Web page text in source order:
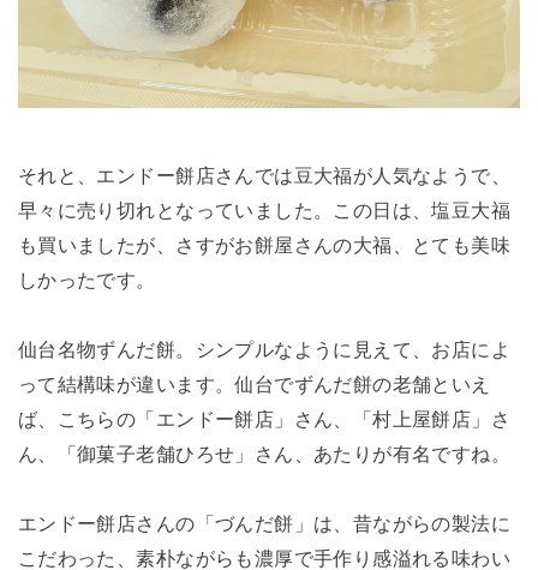
それと、エンドー餅店さんでは豆大福が人気なようで、
早々に売り切れとなっていました。この日は、塩豆大福
も買いましたが、さすがお餅屋さんの大福、とても美味
しかったです。
仙台名物ずんだ餅。シンプルなように見えて、お店によ
って結構味が違います。仙台でずんだ餅の老舗といえ
ば、こちらの「エンドー餅店」さん、「村上屋餅店」さ
ん、「御菓子老舗ひろせ」さん、あたりが有名ですね。
エンドー餅店さんの「づんだ餅」は、昔ながらの製法に
こだわった、素朴ながらも濃厚で手作り感溢れる味わい